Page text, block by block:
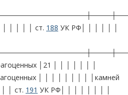
│ │ │ │ │ ст. 188 УК РФ│ │ │ │ │ │
│21 │ │ │ │ │ │ │
│ │ │ │ │ │ │ │ │камней
│ ст. 191 УК РФ│ │ │ │ │ │ │ │